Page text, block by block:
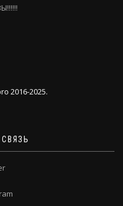
2016-2025.